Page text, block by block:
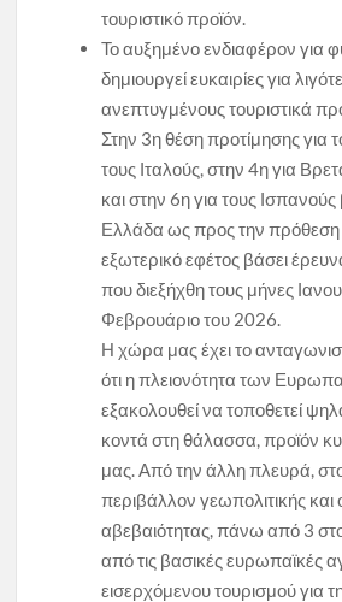
τουριστικό προϊόν.
Το αυξημένο ενδιαφέρον για
δημιουργεί ευκαιρίες για
ανεπτυγμένους τουριστικά
Στην 3η θέση προτίμησης για
τους Ιταλούς, στην 4η για
και στην 6η για τους Ισπανούς
Ελλάδα ως προς την πρόθεση
εξωτερικό εφέτος βάσει
που διεξήχθη τους μήνες
Φεβρουάριο του 2026.
Η χώρα μας έχει το
ότι η πλειονότητα των
εξακολουθεί να τοποθετεί
κοντά στη θάλασσα, προϊόν
μας. Από την άλλη πλευρά,
περιβάλλον γεωπολιτικής και
αβεβαιότητας, πάνω από 3
από τις βασικές ευρωπαϊκές
εισερχόμενου τουρισμού για